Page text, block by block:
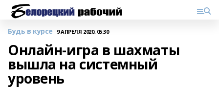
Будь в курсе 9 АПРЕЛЯ 2020, 05:30
Онлайн-игра в шахматы
вышла на системный
уровень